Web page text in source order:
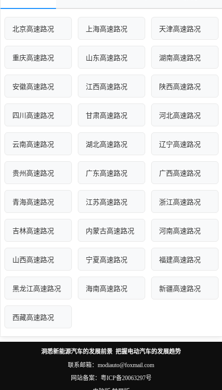
北京高速路况 上海高速路况 天津高速路况
重庆高速路况 山东高速路况 湖南高速路况
安徽高速路况 江西高速路况 陕西高速路况
四川高速路况 甘肃高速路况 河北高速路况
云南高速路况 湖北高速路况 辽宁高速路况
贵州高速路况 广东高速路况 广西高速路况
青海高速路况 江苏高速路况 浙江高速路况
吉林高速路况 内蒙古高速路况 河南高速路况
山西高速路况 宁夏高速路况 福建高速路况
黑龙江高速路况 海南高速路况 新疆高速路况
西藏高速路况
洞悉新能源汽车的发展前景 把握电动汽车的发展趋势
联系邮箱：modiauto@foxmail.com
网站备案： 粤ICP备20063297号